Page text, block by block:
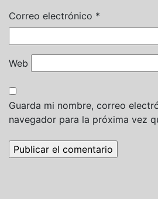
Correo electrónico *
Web
Guarda mi nombre, correo
navegador para la próxima vez